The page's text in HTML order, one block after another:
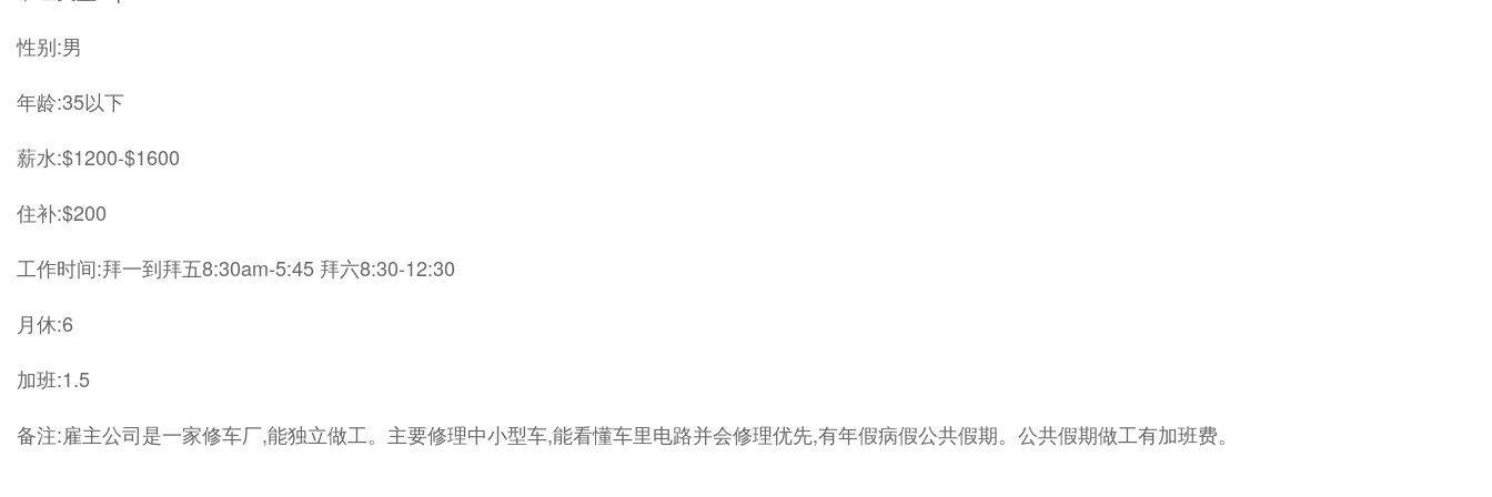
性别:男
年龄:35以下
薪水:$1200-$1600
住补:$200
工作时间:拜一到拜五8:30am-5:45 拜六8:30-12:30
月休:6
加班:1.5
备注:雇主公司是一家修车厂,能独立做工。主要修理中小型车,能看懂车里电路并会修理优先,有年假病假公共假期。公共假期做工有加班费。